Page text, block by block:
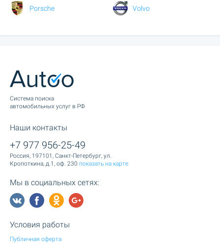
Porsche Volvo
Cистема поиска
автомобильных услуг в РФ
Наши контакты
+7 977 956-25-49
Россия, 197101, Санкт-Петербург, ул.
Кропоткина, д.1, оф. 230 показать на карте
Мы в социальных сетях:
Условия работы
Публичная оферта